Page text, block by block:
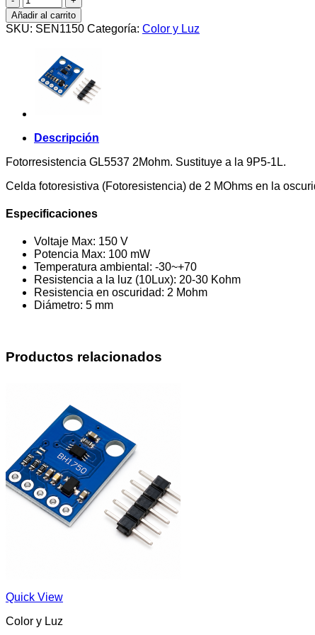
GL5537
2Mohm
cantidad
Añadir al carrito
SKU: SEN1150 Categoría: Color y Luz
Descripción
Fotorresistencia GL5537 2Mohm. Sustituye a la 9P5-1L.
Celda fotoresistiva (Fotoresistencia) de 2 MOhms en la
Especificaciones
Voltaje Max: 150 V
Potencia Max: 100 mW
Temperatura ambiental: -30~+70
Resistencia a la luz (10Lux): 20-30 Kohm
Resistencia en oscuridad: 2 Mohm
Diámetro: 5 mm
Productos relacionados
Quick View
Color y Luz